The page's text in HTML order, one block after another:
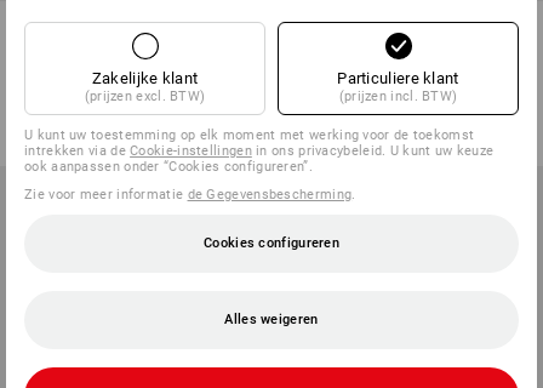
e.s. Gehoorbeschermers 2H
v.a. € 18,51
(incl. BTW) v.a. 10 stuks
3M Peltor Gehoorbeschermers
variant
€ 16,82
Zakelijke klant
(prijzen excl. BTW)
Particuliere klant
(prijzen incl. BTW)
U kunt uw toestemming op elk moment met werking voor de toekomst
intrekken via deCookie-instellingenin ons privacybeleid. U kunt uw keuze
ook aanpassen onder “Cookies configureren”.
Zie voor meer informatie de Gegevensbescherming
Cookies configureren
Alles weigeren